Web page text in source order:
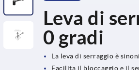
Leva di
0 gradi
La leva di serraggio è
Facilita il bloccaggio e il